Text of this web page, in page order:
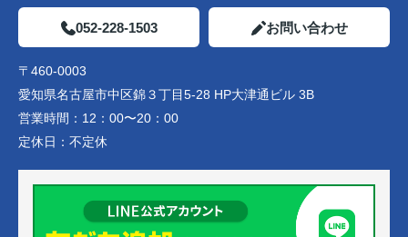
052-228-1503 お問い合わせ
〒460-0003
愛知県名古屋市中区錦３丁目5-28 HP大津通ビル 3B
営業時間： 12：00〜20：00
定休日： 不定休